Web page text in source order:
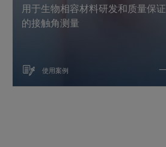
用于生物相容材料研发和质量保证
的接触角测量
使用案例